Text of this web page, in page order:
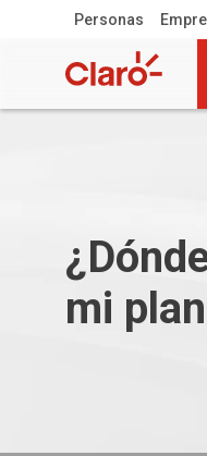
Personas
mi